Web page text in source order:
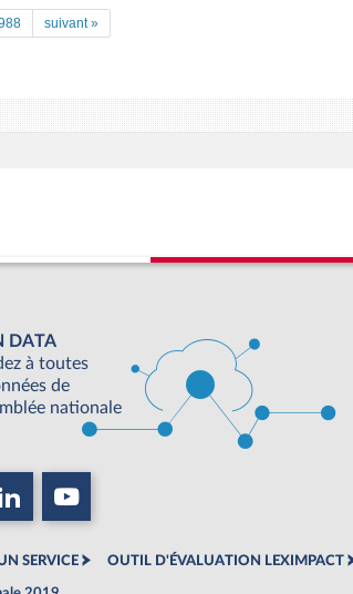
suivant »
DATA
à toutes
de
nationale
SERVICE OUTIL D'ÉVALUATION LEXIMPACT